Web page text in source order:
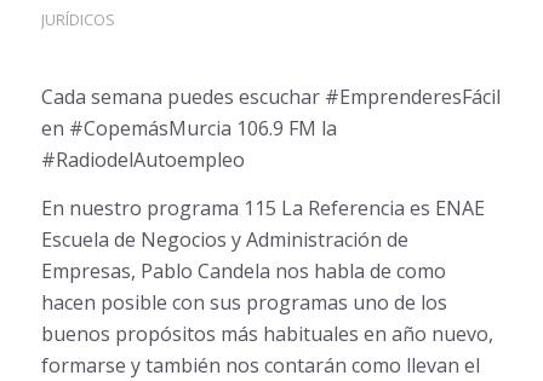
JURÍDICOS
Cada semana puedes escuchar #EmprenderesFácil
en #CopemásMurcia 106.9 FM la
#RadiodelAutoempleo
En nuestro programa 115 La Referencia es ENAE
Escuela de Negocios y Administración de
Empresas, Pablo Candela nos habla de como
hacen posible con sus programas uno de los
buenos propósitos más habituales en año nuevo,
formarse y también nos contarán como llevan el